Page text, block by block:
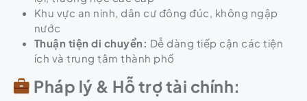
Khu vực an ninh, dân cư đông đúc, không ngập
nước
Thuận tiện di chuyển: Dễ dàng tiếp cận các tiện
ích và trung tâm thành phố
Pháp lý & Hỗ trợ tài chính: